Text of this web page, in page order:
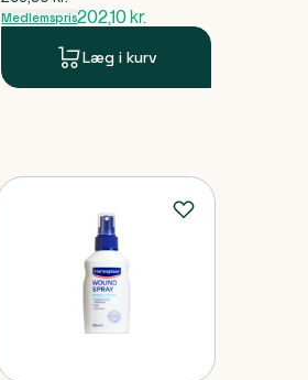
Medlemspris202,10 kr.
Læg i kurv